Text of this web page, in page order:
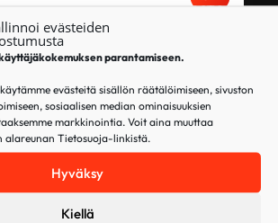
evästeiden
parantamiseen.
evästeitä sisällön räätälöimiseen, sivuston
sosiaalisen median ominaisuuksien
markkinointia. Voit aina muuttaa
alareunan Tietosuoja-linkistä.
Hyväksy
Kiellä